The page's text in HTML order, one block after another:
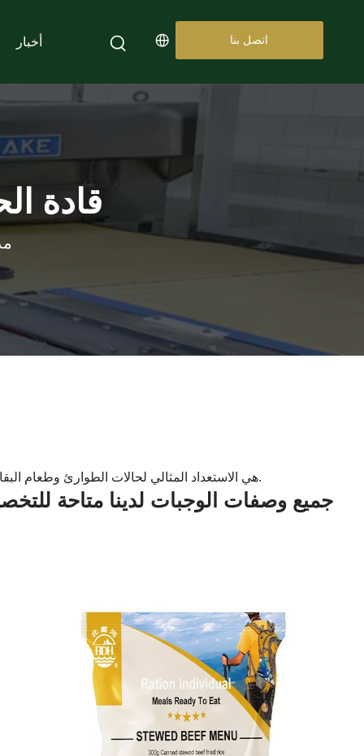
أخبار اتصل بنا
قادة
MREs (وجبة جاهزة للأكل) هي الاستعداد المثالي لحالات الطوارئ وطعام البقاء على قيد الحياة - فهي جاهزة للأكل، دون الحاجة إلى تحضير! كما أنها رائعة للأنشطة الخارجية.